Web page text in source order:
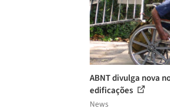
ABNT divulga nova
edificações
News